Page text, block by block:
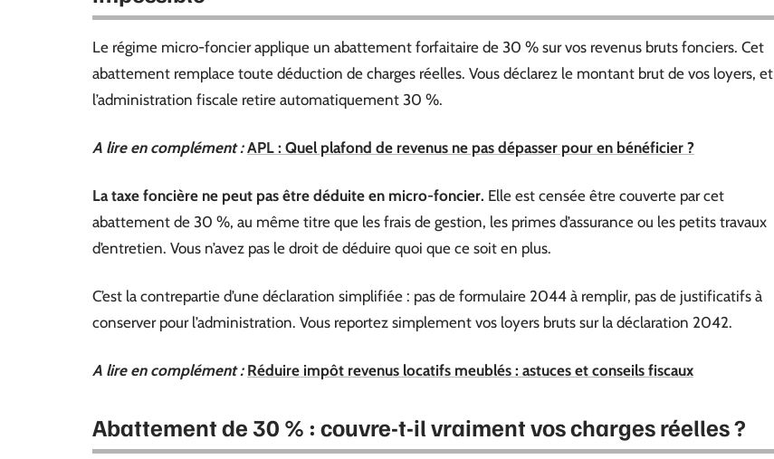
Le régime micro-foncier applique un abattement forfaitaire de 30 % sur vos revenus bruts fonciers. Cet
abattement remplace toute déduction de charges réelles. Vous déclarez le montant brut de vos loyers, et
l’administration fiscale retire automatiquement 30 %.
A lire en complément : APL : Quel plafond de revenus ne pas dépasser pour en bénéficier ?
La taxe foncière ne peut pas être déduite en micro-foncier. Elle est censée être couverte par cet
abattement de 30 %, au même titre que les frais de gestion, les primes d’assurance ou les petits travaux
d’entretien. Vous n’avez pas le droit de déduire quoi que ce soit en plus.
C’est la contrepartie d’une déclaration simplifiée : pas de formulaire 2044 à remplir, pas de justificatifs à
conserver pour l’administration. Vous reportez simplement vos loyers bruts sur la déclaration 2042.
A lire en complément : Réduire impôt revenus locatifs meublés : astuces et conseils fiscaux
Abattement de 30 % : couvre-t-il vraiment vos charges réelles ?